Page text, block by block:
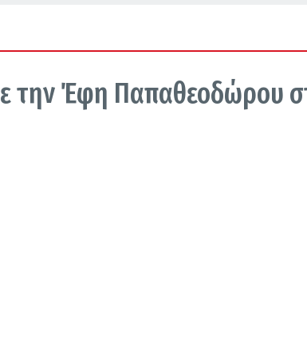
την Έφη Παπαθεοδώρου